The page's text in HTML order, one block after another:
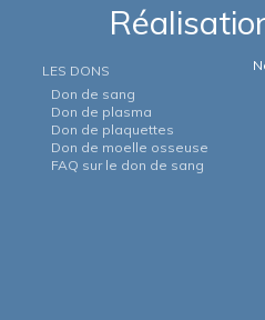
LES DONS
Don de sang
Don de plasma
Don de plaquettes
Don de moelle osseuse
FAQ sur le don de sang